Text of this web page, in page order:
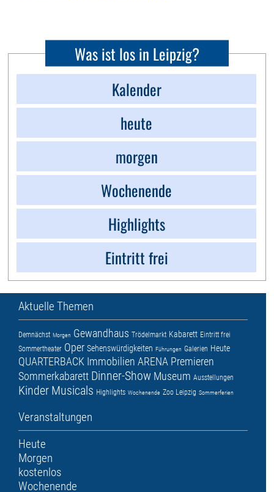
Was ist los in Leipzig?
Kalender
heute
morgen
Wochenende
Highlights
Eintritt frei
Aktuelle Themen
Demnächst Morgen Gewandhaus Trödelmarkt Kabarett Eintritt frei
Sommertheater Oper Sehenswürdigkeiten Führungen Galerien Heute
QUARTERBACK Immobilien ARENA Premieren
Sommerkabarett Dinner-Show Museum Ausstellungen
Kinder Musicals Highlights Wochenende Zoo Leipzig Sommerferien
Veranstaltungen
Heute
Morgen
kostenlos
Wochenende